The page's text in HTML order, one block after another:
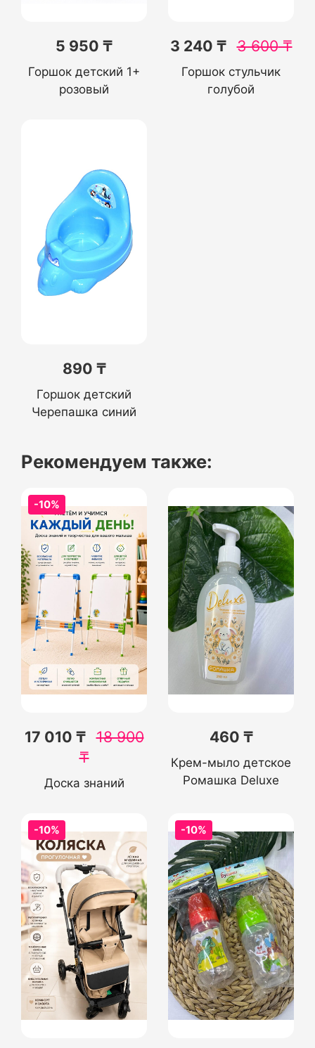
5 950 ₸
Горшок детский 1+
розовый
3 240 ₸ 3 600₸
Горшок стульчик
голубой
890 ₸
Горшок детский
Черепашка синий
Рекомендуем также:
-10%
17 010 ₸ 18 900
₸
Доска знаний
460 ₸
Крем-мыло детское
Ромашка Deluxe
-10% -10%